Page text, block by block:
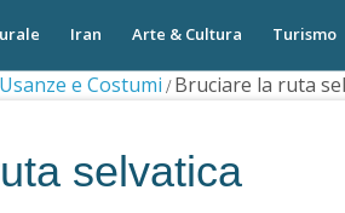
Iran Arte & Cultura Turismo
Usanze e Costumi Bruciare la ruta
selvatica